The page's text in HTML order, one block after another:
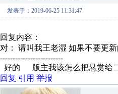
发表于：2019-06-25 11:31:47
回复内容：
对： 请叫我王老湿 如果不要更
-------------------------
好的 版主我该怎么把悬赏给
回复 引用 举报